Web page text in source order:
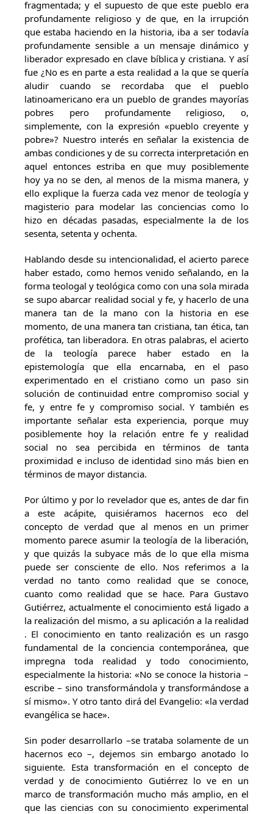
fragmentada; y el supuesto de que este pueblo era
profundamente religioso y de que, en la irrupción
que estaba haciendo en la historia, iba a ser todavía
profundamente sensible a un mensaje dinámico y
liberador expresado en clave bíblica y cristiana. Y así
fue ¿No es en parte a esta realidad a la que se quería
aludir cuando se recordaba que el pueblo
latinoamericano era un pueblo de grandes mayorías
pobres pero profundamente religioso, o,
simplemente, con la expresión «pueblo creyente y
pobre»? Nuestro interés en señalar la existencia de
ambas condiciones y de su correcta interpretación en
aquel entonces estriba en que muy posiblemente
hoy ya no se den, al menos de la misma manera, y
ello explique la fuerza cada vez menor de teología y
magisterio para modelar las conciencias como lo
hizo en décadas pasadas, especialmente la de los
sesenta, setenta y ochenta.
Hablando desde su intencionalidad, el acierto parece
haber estado, como hemos venido señalando, en la
forma teologal y teológica como con una sola mirada
se supo abarcar realidad social y fe, y hacerlo de una
manera tan de la mano con la historia en ese
momento, de una manera tan cristiana, tan ética, tan
profética, tan liberadora. En otras palabras, el acierto
de la teología parece haber estado en la
epistemología que ella encarnaba, en el paso
experimentado en el cristiano como un paso sin
solución de continuidad entre compromiso social y
fe, y entre fe y compromiso social. Y también es
importante señalar esta experiencia, porque muy
posiblemente hoy la relación entre fe y realidad
social no sea percibida en términos de tanta
proximidad e incluso de identidad sino más bien en
términos de mayor distancia.
Por último y por lo revelador que es, antes de dar fin
a este acápite, quisiéramos hacernos eco del
concepto de verdad que al menos en un primer
momento parece asumir la teología de la liberación,
y que quizás la subyace más de lo que ella misma
puede ser consciente de ello. Nos referimos a la
verdad no tanto como realidad que se conoce,
cuanto como realidad que se hace. Para Gustavo
Gutiérrez, actualmente el conocimiento está ligado a
la realización del mismo, a su aplicación a la realidad
. El conocimiento en tanto realización es un rasgo
fundamental de la conciencia contemporánea, que
impregna toda realidad y todo conocimiento,
especialmente la historia: «No se conoce la historia –
escribe – sino transformándola y transformándose a
sí mismo». Y otro tanto dirá del Evangelio: «la verdad
evangélica se hace».
Sin poder desarrollarlo –se trataba solamente de un
hacernos eco –, dejemos sin embargo anotado lo
siguiente. Esta transformación en el concepto de
verdad y de conocimiento Gutiérrez lo ve en un
marco de transformación mucho más amplio, en el
que las ciencias con su conocimiento experimental